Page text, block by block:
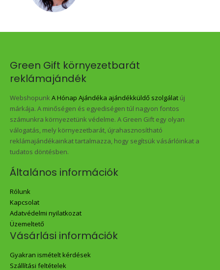
Green Gift környezetbarát
reklámajándék
Webshopunk A Hónap Ajándéka ajándékküldő szolgálat új
márkája. A minőségen és egyediségen túl nagyon fontos
számunkra környezetünk védelme. A Green Gift egy olyan
válogatás, mely környezetbarát, újrahasznosítható
reklámajándékainkat tartalmazza, hogy segítsük vásárlóinkat a
tudatos döntésben.
Általános információk
Rólunk
Kapcsolat
Adatvédelmi nyilatkozat
Üzemeltető
Vásárlási információk
Gyakran ismételt kérdések
Szállítási feltételek